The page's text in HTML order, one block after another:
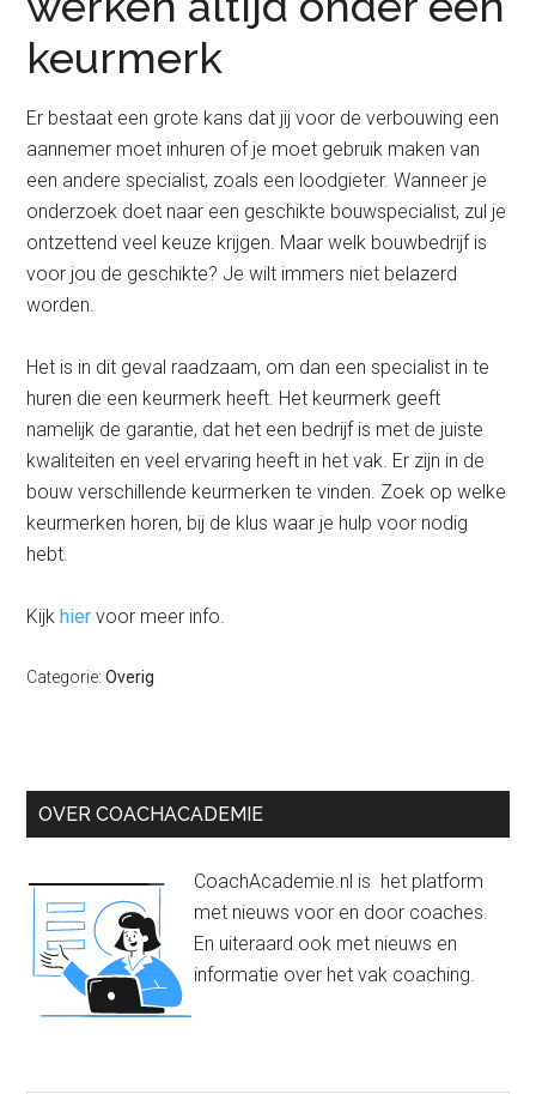
keurmerk
Er bestaat een grote kans dat jij voor de verbouwing een
aannemer moet inhuren of je moet gebruik maken van
een andere specialist, zoals een loodgieter. Wanneer je
onderzoek doet naar een geschikte bouwspecialist, zul je
ontzettend veel keuze krijgen. Maar welk bouwbedrijf is
voor jou de geschikte? Je wilt immers niet belazerd
worden.
Het is in dit geval raadzaam, om dan een specialist in te
huren die een keurmerk heeft. Het keurmerk geeft
namelijk de garantie, dat het een bedrijf is met de juiste
kwaliteiten en veel ervaring heeft in het vak. Er zijn in de
bouw verschillende keurmerken te vinden. Zoek op welke
keurmerken horen, bij de klus waar je hulp voor nodig
hebt.
Kijkhier voor meer info.
Categorie:Overig
Primaire
OVER COACHACADEMIE
CoachAcademie.nl is het platform
met nieuws voor en door coaches.
En uiteraard ook met nieuws en
informatie over het vak coaching.